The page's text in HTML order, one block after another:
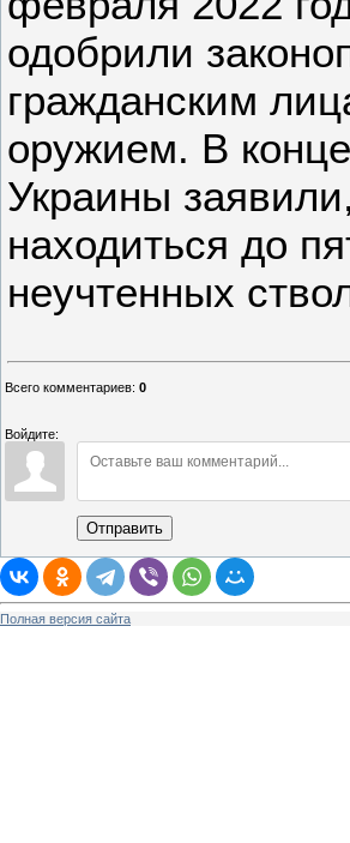
одобрили
гражданским
оружием. В
Украины
находиться до
неучтенных
Всего комментариев: 0
Войдите:
Отправить
Полная версия сайта